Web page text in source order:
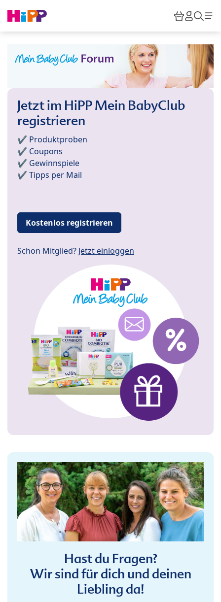
HiPP
Jetzt im HiPP Mein BabyClub
registrieren
✔️ Produktproben
✔️ Coupons
✔️ Gewinnspiele
✔️ Tipps per Mail
Kostenlos registrieren
Schon Mitglied? Jetzt einloggen
Hast du Fragen?
Wir sind für dich und deinen
Liebling da!